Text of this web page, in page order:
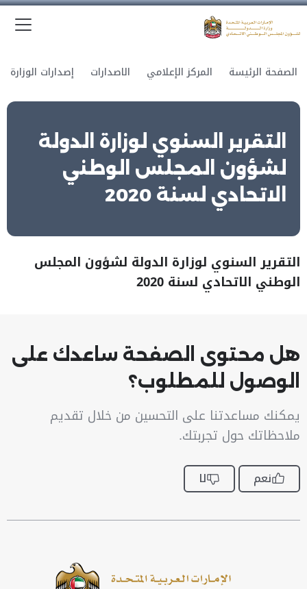
الصفحة الرئيسة المركز الإعلامي الاصدارات إصدارات الوزارة
التقرير السنوي لوزارة الدولة
لشؤون المجلس الوطني
الاتحادي لسنة 2020
التقرير السنوي لوزارة الدولة لشؤون المجلس
الوطني الاتحادي لسنة 2020
هل محتوى الصفحة ساعدك على
الوصول للمطلوب؟
يمكنك مساعدتنا على التحسين من خلال تقديم
ملاحظاتك حول تجربتك.
نعم لا